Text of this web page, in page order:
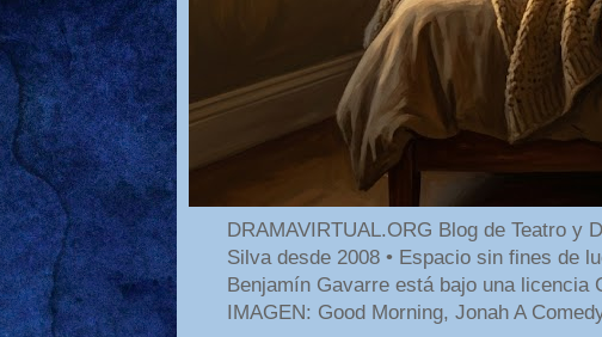
DRAMAVIRTUAL.ORG Blog de Teatro y
Silva desde 2008 • Espacio sin fines de
Benjamín Gavarre está bajo una
IMAGEN: Good Morning, Jonah A